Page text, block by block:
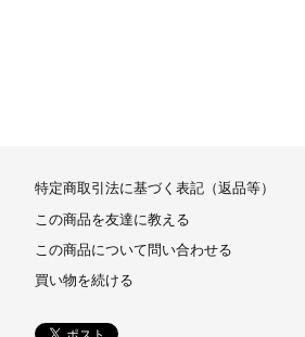
特定商取引法に基づく表記（返品等）
この商品を友達に教える
この商品について問い合わせる
買い物を続ける